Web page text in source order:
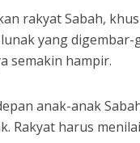
rakyat Sabah,
yang
semakin hampir.
anak-anak
Rakyat harus